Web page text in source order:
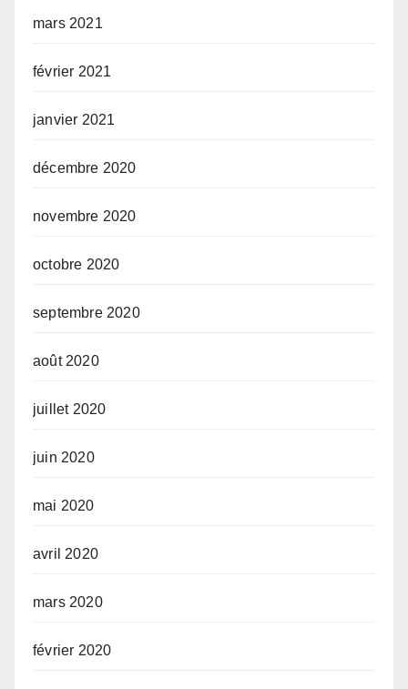
mars 2021
février 2021
janvier 2021
décembre 2020
novembre 2020
octobre 2020
septembre 2020
août 2020
juillet 2020
juin 2020
mai 2020
avril 2020
mars 2020
février 2020